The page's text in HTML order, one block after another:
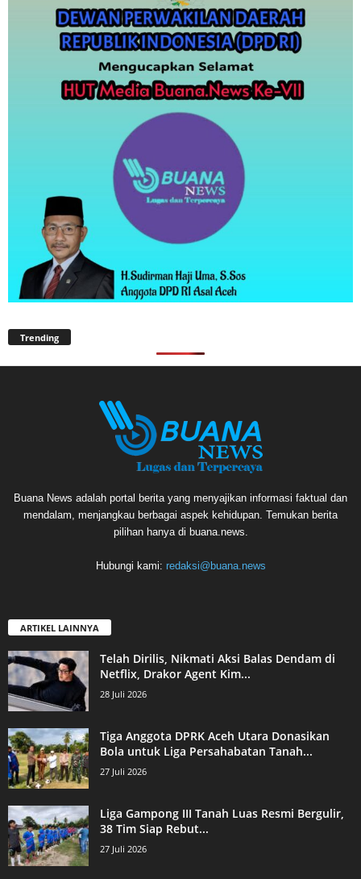
Trending
Buana News adalah portal berita yang menyajikan informasi faktual dan
mendalam, menjangkau berbagai aspek kehidupan. Temukan berita
pilihan hanya di buana.news.
Hubungi kami: redaksi@buana.news
ARTIKEL LAINNYA
Telah Dirilis, Nikmati Aksi Balas Dendam di
Netflix, Drakor Agent Kim...
28 Juli 2026
Tiga Anggota DPRK Aceh Utara Donasikan
Bola untuk Liga Persahabatan Tanah...
27 Juli 2026
Liga Gampong III Tanah Luas Resmi Bergulir,
38 Tim Siap Rebut...
27 Juli 2026